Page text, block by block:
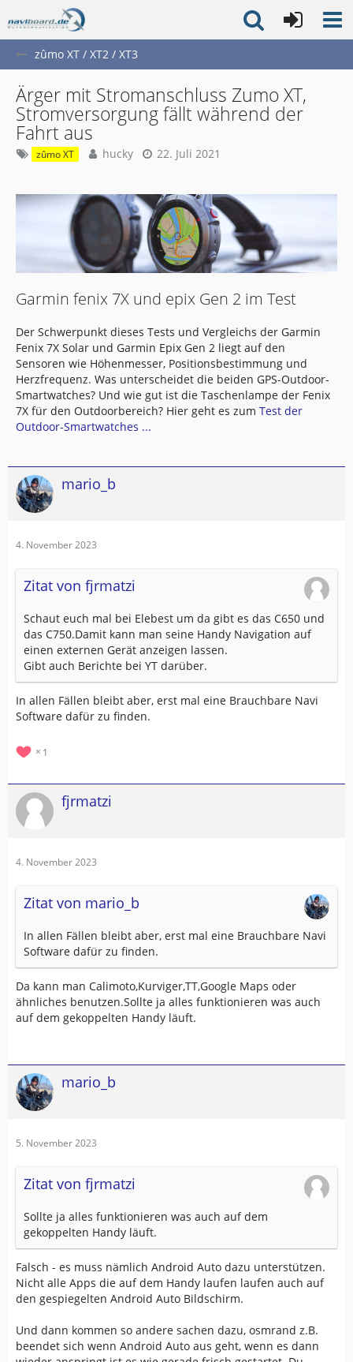
zûmo XT / XT2 / XT3
Ärger mit Stromanschluss Zumo XT,
Stromversorgung fällt während der
Fahrt aus
zûmo XT hucky 22. Juli 2021
Garmin fenix 7X und epix Gen 2 im Test
Der Schwerpunkt dieses Tests und Vergleichs der Garmin
Fenix 7X Solar und Garmin Epix Gen 2 liegt auf den
Sensoren wie Höhenmesser, Positionsbestimmung und
Herzfrequenz. Was unterscheidet die beiden GPS-Outdoor-
Smartwatches? Und wie gut ist die Taschenlampe der Fenix
7X für den Outdoorbereich? Hier geht es zum Test der
Outdoor-Smartwatches ...
mario_b
4. November 2023
Zitat von fjrmatzi
Schaut euch mal bei Elebest um da gibt es das C650 und
das C750.Damit kann man seine Handy Navigation auf
einen externen Gerät anzeigen lassen.
Gibt auch Berichte bei YT darüber.
In allen Fällen bleibt aber, erst mal eine Brauchbare Navi
Software dafür zu finden.
1
fjrmatzi
4. November 2023
Zitat von mario_b
In allen Fällen bleibt aber, erst mal eine Brauchbare Navi
Software dafür zu finden.
Da kann man Calimoto,Kurviger,TT,Google Maps oder
ähnliches benutzen.Sollte ja alles funktionieren was auch
auf dem gekoppelten Handy läuft.
mario_b
5. November 2023
Zitat von fjrmatzi
Sollte ja alles funktionieren was auch auf dem
gekoppelten Handy läuft.
Falsch - es muss nämlich Android Auto dazu unterstützen.
Nicht alle Apps die auf dem Handy laufen laufen auch auf
den gespiegelten Android Auto Bildschirm.
Und dann kommen so andere sachen dazu, osmrand z.B.
beendet sich wenn Android Auto aus geht, wenn es dann